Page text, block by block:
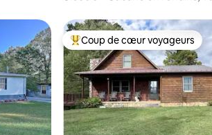
appréciés Coups de cœur voyageurs les
Coup de cœur voyageurs